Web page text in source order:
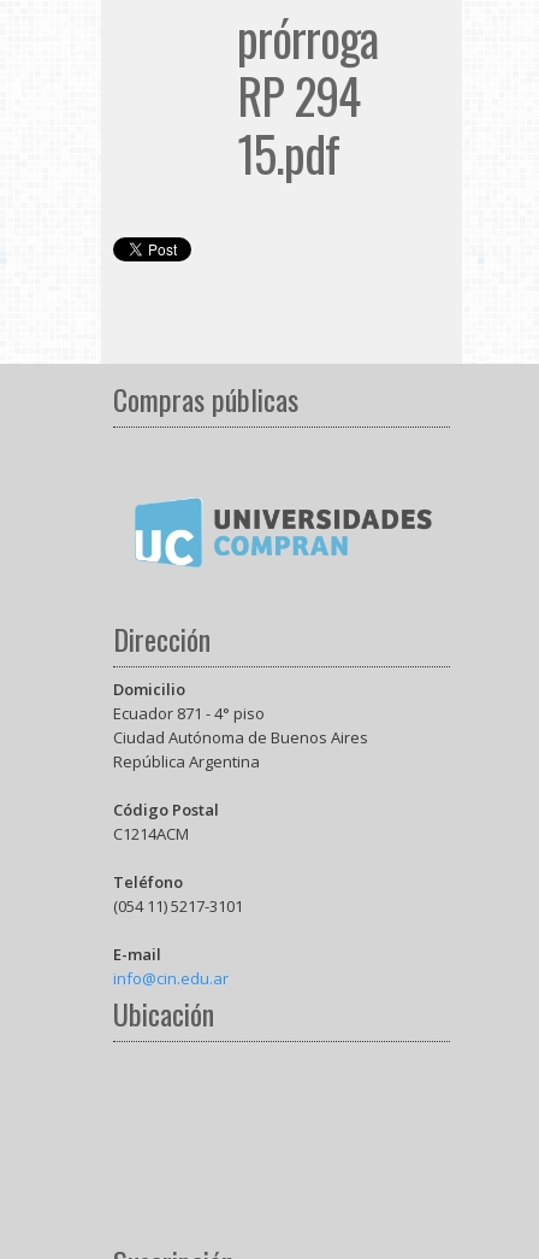
prórroga
RP 294
15.pdf
Compras públicas
Dirección
Domicilio
Ecuador 871 - 4° piso
Ciudad Autónoma de Buenos Aires
República Argentina
Código Postal
C1214ACM
Teléfono
(054 11) 5217-3101
E-mail
info@cin.edu.ar
Ubicación